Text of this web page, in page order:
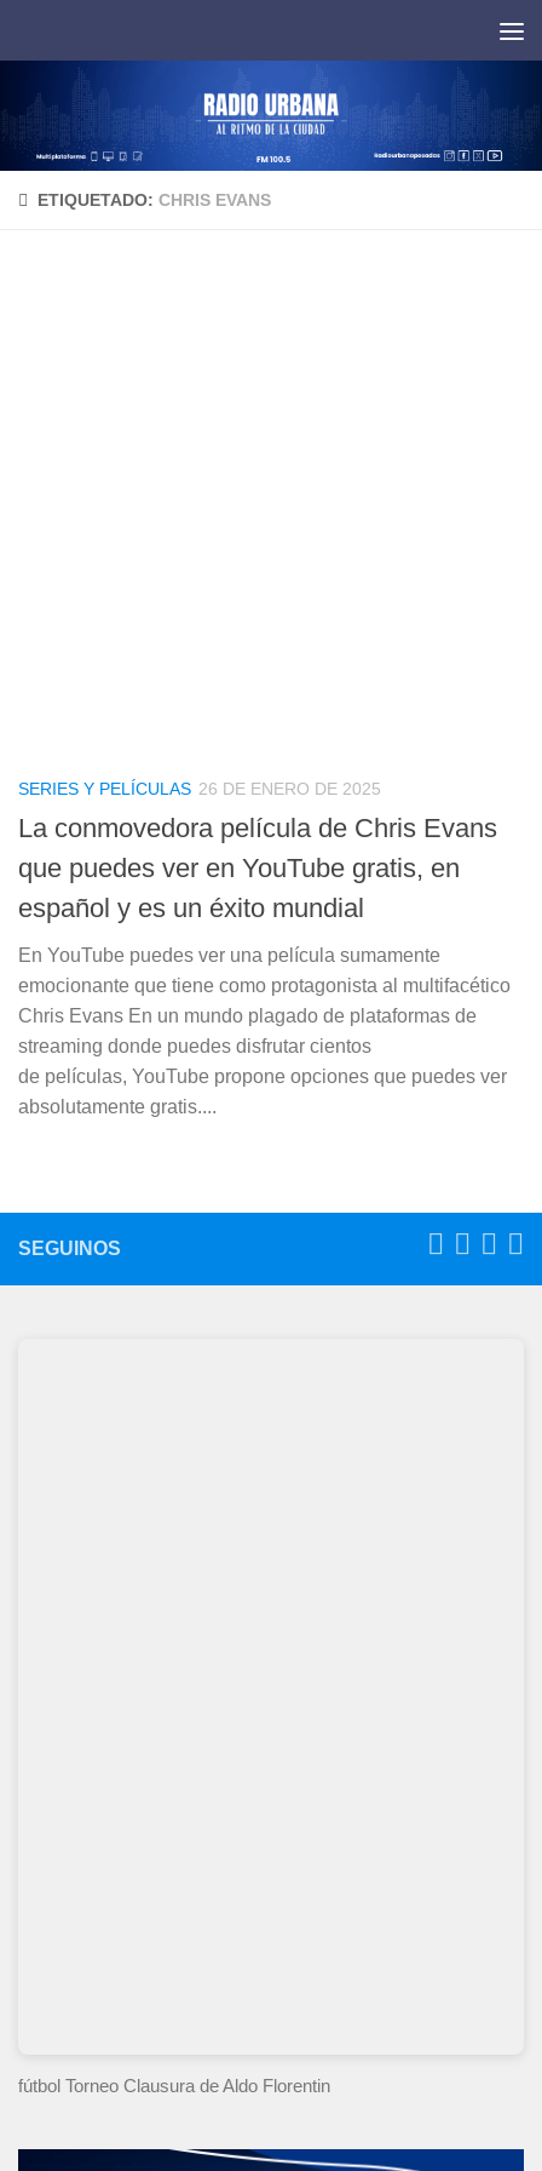
ETIQUETADO: CHRIS EVANS
SERIES Y PELÍCULAS 26 DE ENERO DE 2025
La conmovedora película de Chris Evans
que puedes ver en YouTube gratis, en
español y es un éxito mundial
En YouTube puedes ver una película sumamente
emocionante que tiene como protagonista al multifacético
Chris Evans En un mundo plagado de plataformas de
streaming donde puedes disfrutar cientos
de películas, YouTube propone opciones que puedes ver
absolutamente gratis....
SEGUINOS
fútbol Torneo Clausura de Aldo Florentin